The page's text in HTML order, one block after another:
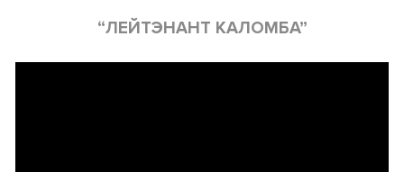
“ЛЕЙТЭНАНТ КАЛОМБА”